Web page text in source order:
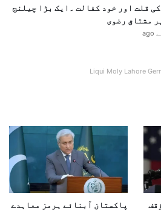
قلت اور خود کفالت ۔ایک بڑا چیلنج
مشتاق رضوی
Liqui Moly Lahore
پاکستان آبنائے ہرمز معاہدے